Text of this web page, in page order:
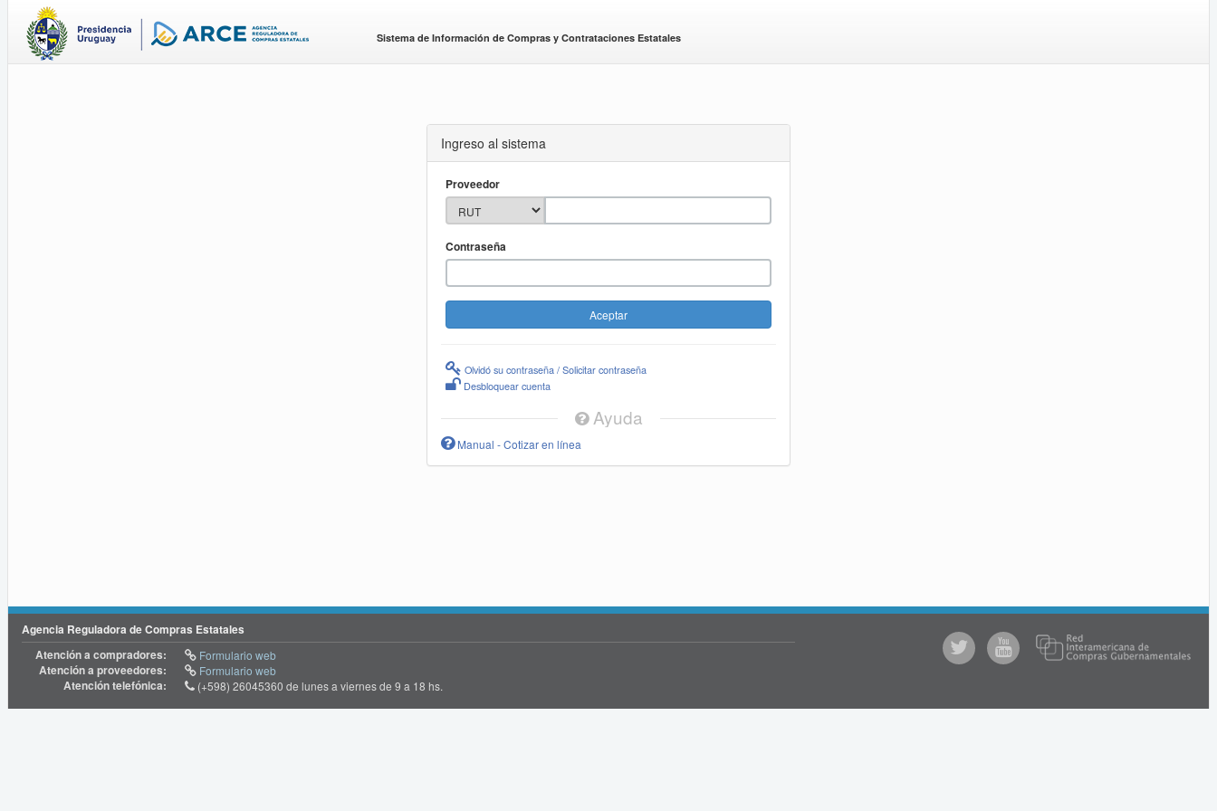
Sistema de Información de Compras y Contrataciones Estatales
Ingreso al sistema
Proveedor
Contraseña
Olvidó su contraseña / Solicitar contraseña
Desbloquear cuenta
Ayuda
Manual - Cotizar en línea
Agencia Reguladora de Compras Estatales
Atención a compradores:
Formulario web
Atención a proveedores: Formulario web
Atención telefónica: (+598) 26045360 de lunes a viernes de 9 a 18 hs.
@comprasgubuy
ACCE
Youtube